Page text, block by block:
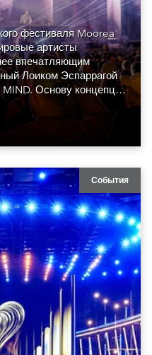
фестиваля Moorea
артисты
впечатляющим
Лоиком Эспаррагой
MIND. Основу концепции
GigaPointe.
События